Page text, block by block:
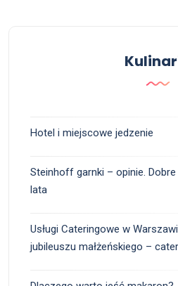
Hotel i miejscowe jedzenie
Steinhoff garnki – opinie.
lata
Usługi Cateringowe w
jubileuszu małżeńskiego –